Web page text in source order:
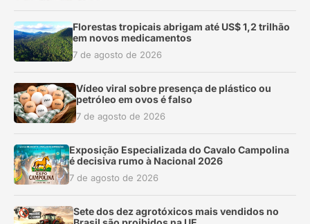
Florestas tropicais abrigam até US$ 1,2 trilhão
em novos medicamentos
7 de agosto de 2026
Vídeo viral sobre presença de plástico ou
petróleo em ovos é falso
7 de agosto de 2026
Exposição Especializada do Cavalo Campolina
é decisiva rumo à Nacional 2026
7 de agosto de 2026
Sete dos dez agrotóxicos mais vendidos no